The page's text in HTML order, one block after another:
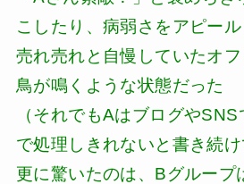
こしたり、病弱さをアピー
売れ売れと自慢していたオ
鳥が鳴くような状態だった
（それでもAはブログや
で処理しきれないと書き続け
更に驚いたのは、Bグループ